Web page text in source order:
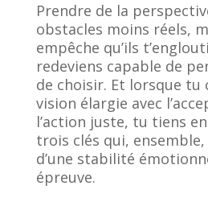
Prendre de la
obstacles moins réels,
empêche qu’ils
redeviens capable de
de choisir. Et lorsque tu
vision élargie avec
l’action juste, tu tiens
trois clés qui,
d’une stabilité
épreuve.